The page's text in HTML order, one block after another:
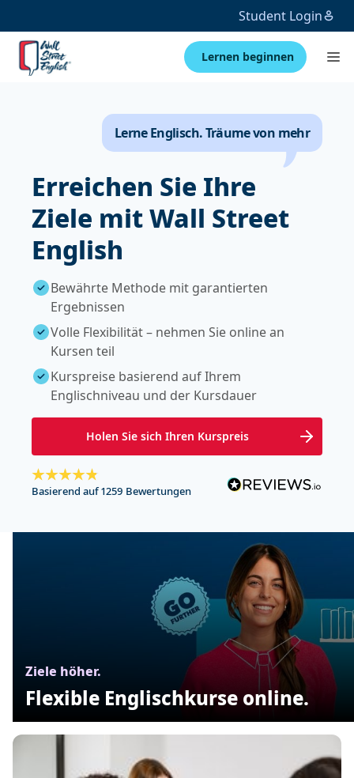
Student Login
Lernen beginnen
Lerne Englisch. Träume von mehr
Erreichen Sie Ihre
Ziele mit Wall Street
English
Bewährte Methode mit garantierten
Ergebnissen
Volle Flexibilität – nehmen Sie online an
Kursen teil
Kurspreise basierend auf Ihrem
Englischniveau und der Kursdauer
Holen Sie sich Ihren Kurspreis
Basierend auf 1259 Bewertungen
Ziele höher.
Flexible Englischkurse online.